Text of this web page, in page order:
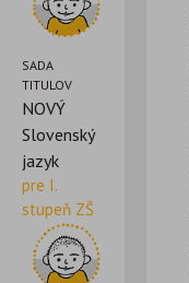
SADA
TITULOV
NOVÝ
Slovenský
jazyk
pre I.
stupeň ZŠ